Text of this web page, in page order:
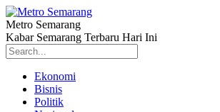
Metro Semarang
Kabar Semarang Terbaru Hari Ini
Ekonomi
Bisnis
Politik